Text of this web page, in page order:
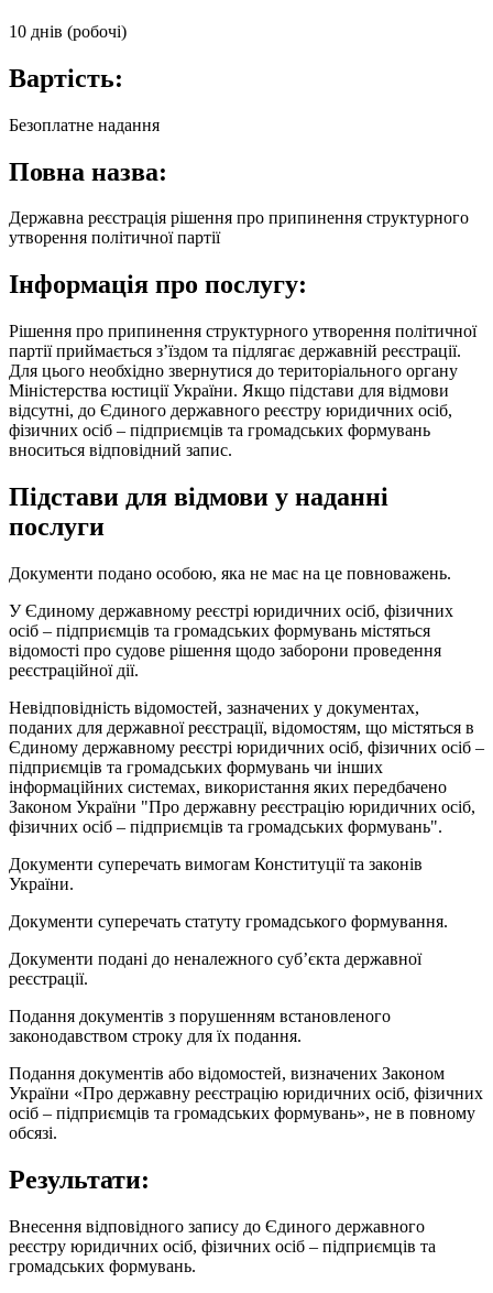
10 днів (робочі)
Вартість:
Безоплатне надання
Повна назва:
Державна реєстрація рішення про припинення структурного
утворення політичної партії
Інформація про послугу:
Рішення про припинення структурного утворення політичної
партії приймається з’їздом та підлягає державній реєстрації.
Для цього необхідно звернутися до територіального органу
Міністерства юстиції України. Якщо підстави для відмови
відсутні, до Єдиного державного реєстру юридичних осіб,
фізичних осіб – підприємців та громадських формувань
вноситься відповідний запис.
Підстави для відмови у наданні
послуги
Документи подано особою, яка не має на це повноважень.
У Єдиному державному реєстрі юридичних осіб, фізичних
осіб – підприємців та громадських формувань містяться
відомості про судове рішення щодо заборони проведення
реєстраційної дії.
Невідповідність відомостей, зазначених у документах,
поданих для державної реєстрації, відомостям, що містяться в
Єдиному державному реєстрі юридичних осіб, фізичних осіб –
підприємців та громадських формувань чи інших
інформаційних системах, використання яких передбачено
Законом України "Про державну реєстрацію юридичних осіб,
фізичних осіб – підприємців та громадських формувань".
Документи суперечать вимогам Конституції та законів
України.
Документи суперечать статуту громадського формування.
Документи подані до неналежного суб’єкта державної
реєстрації.
Подання документів з порушенням встановленого
законодавством строку для їх подання.
Подання документів або відомостей, визначених Законом
України «Про державну реєстрацію юридичних осіб, фізичних
осіб – підприємців та громадських формувань», не в повному
обсязі.
Результати:
Внесення відповідного запису до Єдиного державного
реєстру юридичних осіб, фізичних осіб – підприємців та
громадських формувань.